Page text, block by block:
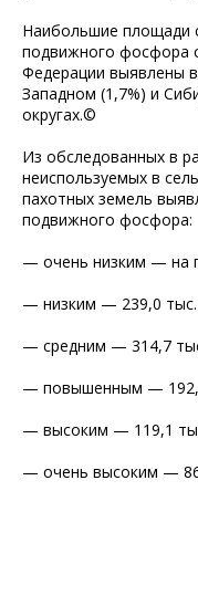
Наибольшие площади
подвижного фосфора
Федерации выявлены
Западном (1,7%) и
округах.©
Из обследованных в
неиспользуемых в
пахотных земель
подвижного фосфора:
— очень низким — на
— низким — 239,0 тыс.
— средним — 314,7
— повышенным —
— высоким — 119,1
— очень высоким —